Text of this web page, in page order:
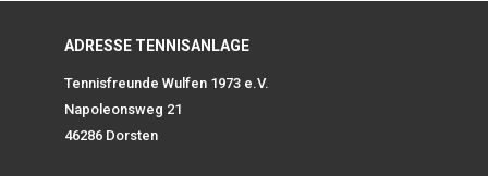
ADRESSE TENNISANLAGE
Tennisfreunde Wulfen 1973 e.V.
Napoleonsweg 21
46286 Dorsten